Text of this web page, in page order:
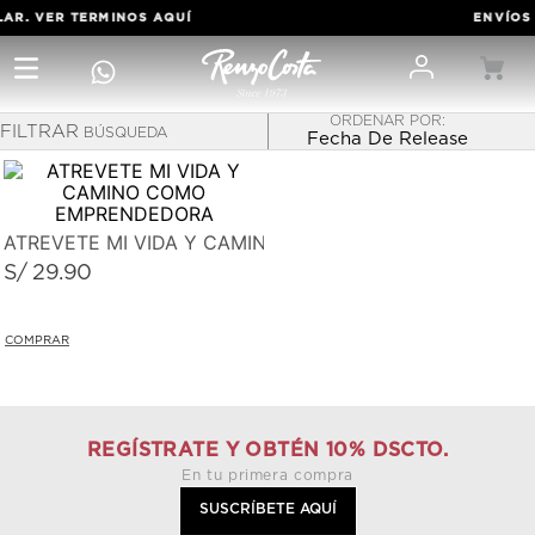
VER TERMINOSAQUÍ ENVÍOS
ATRÉVETE
Fecha De Release
FILTRAR
ATREVETE MI VIDA Y CAMINO COMO EMPRENDEDORA
S/ 29.90
REGÍSTRATE Y OBTÉN 10% DSCTO.
En tu primera compra
SUSCRÍBETE AQUÍ